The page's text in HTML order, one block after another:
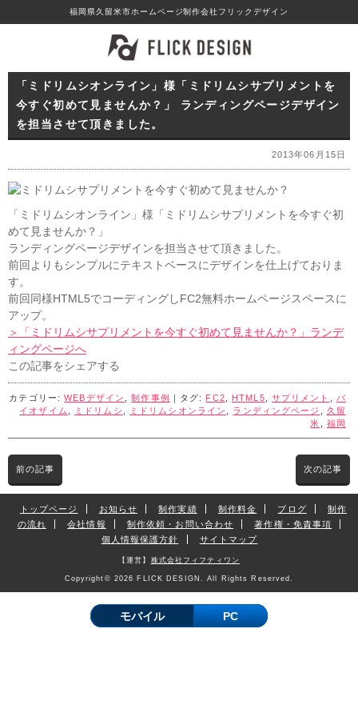
福岡県久留米市ホームページ制作会社フリックデザイン
「ミドリムシオンライン」様「ミドリムシサプリメントを
今すぐ初めて見ませんか？」 ランディングページデザイン
を担当させて頂きました。
2013年06月15日
「ミドリムシオンライン」様「ミドリムシサプリメントを今すぐ初
めて見ませんか？」
ランディングページデザインを担当させて頂きました。
前回よりもシンプルにテキストベースにデザインを仕上げておりま
す。
前回同様HTML5でコーディングしFC2無料ホームページスペースに
アップ。
＞「ミドリムシサプリメントを今すぐ初めて見ませんか？」ランデ
ィングページへ
この記事をシェアする
カテゴリー:WEBデザイン ,制作事例 ｜タグ: FC2 HTML5 サプリメント
バ
イオザイム
ミドリムシ ミドリムシオンライン ランディングページ
久留
米
福岡
前の記事 次の記事
トップページ お知らせ 制作実績 制作料金 ブログ
制作
の流れ
会社情報 制作依頼・お問い合わせ
著作権・免責事項
個人情報保護方針
サイトマップ
【運営】 株式会社フィフティワン
Copyright© 2026 FLICK DESIGN. All Rights Reserved.
モバイル PC